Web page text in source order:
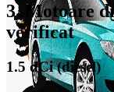
3. Motoare
verificat
1.5 dCi (diesel)